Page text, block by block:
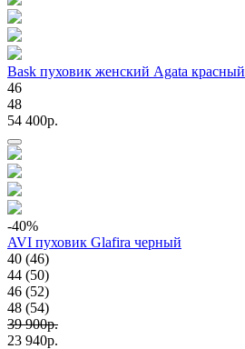
Bask пуховик женский Agata красный
46
48
54 400p.
-40%
AVI пуховик Glafira черный
40 (46)
44 (50)
46 (52)
48 (54)
39 900p.
23 940p.